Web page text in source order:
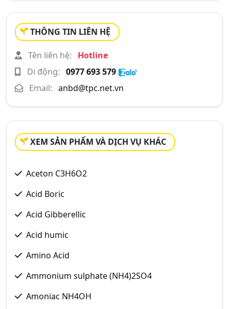
THÔNG TIN LIÊN HỆ
Tên liên hệ:
Hotline
Di động: 0977 693 579
Email: anbd@tpc.net.vn
XEM SẢN PHẨM VÀ DỊCH VỤ KHÁC
Aceton C3H6O2
Acid Boric
Acid Gibberellic
Acid humic
Amino Acid
Ammonium sulphate (NH4)2SO4
Amoniac NH4OH